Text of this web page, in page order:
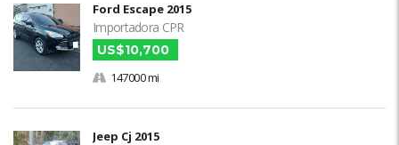
Ford Escape 2015
Importadora CPR
US$10,700
147000 mi
Jeep Cj 2015